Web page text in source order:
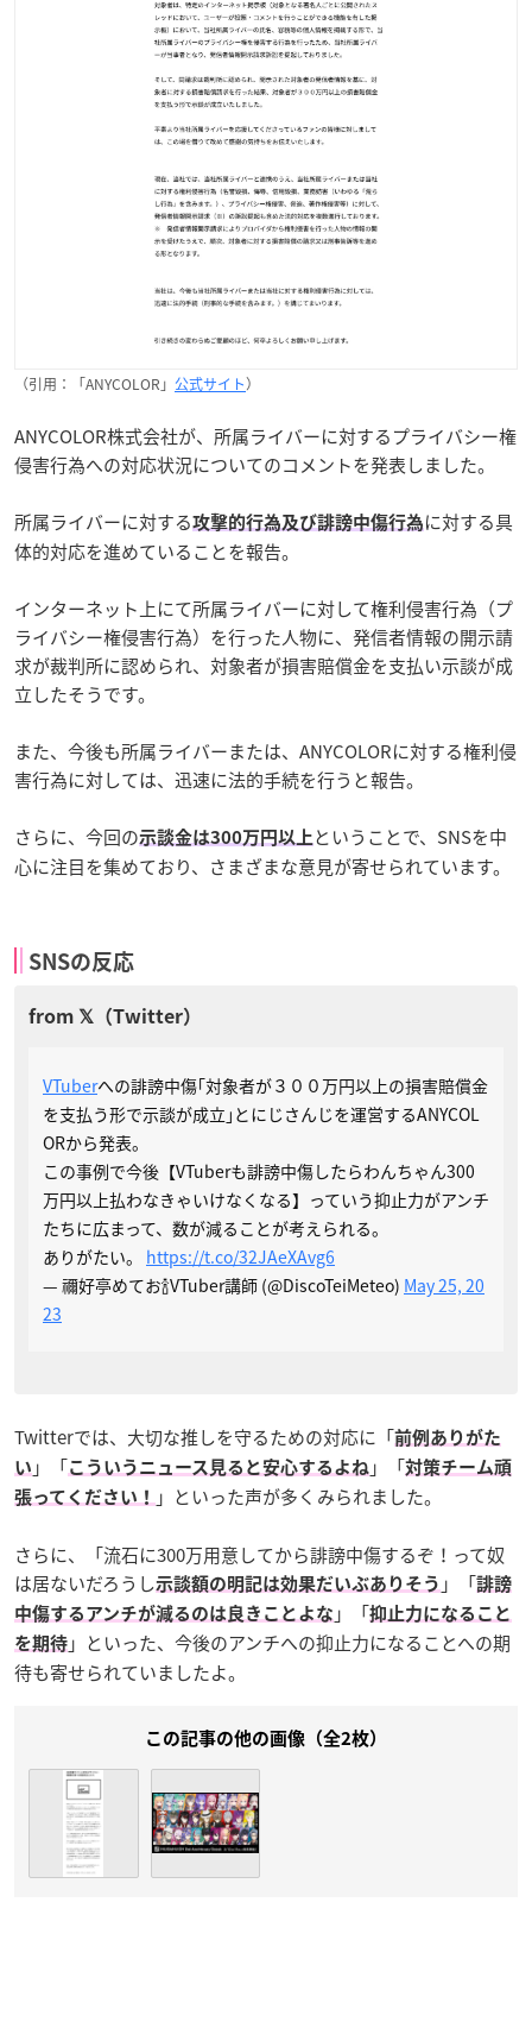
（引用：「ANYCOLOR」 公式サイト）
ANYCOLOR株式会社が、所属ライバーに対するプライバシー権
侵害行為への対応状況についてのコメントを発表しました。
所属ライバーに対する攻撃的行為及び誹謗中傷行為 に対する具
体的対応を進めていることを報告。
インターネット上にて所属ライバーに対して権利侵害行為（プ
ライバシー権侵害行為）を行った人物に、発信者情報の開示請
求が裁判所に認められ、対象者が損害賠償金を支払い示談が成
立したそうです。
また、今後も所属ライバーまたは、ANYCOLORに対する権利侵
害行為に対しては、迅速に法的手続を行うと報告。
さらに、今回の示談金は300万円以上 ということで、SNSを中
心に注目を集めており、さまざまな意見が寄せられています。
SNSの反応
VTuberへの誹謗中傷｢対象者が３００万円以上の損害賠償金
を支払う形で示談が成立｣とにじさんじを運営するANYCOL
ORから発表。
この事例で今後【VTuberも誹謗中傷したらわんちゃん300
万円以上払わなきゃいけなくなる】っていう抑止力がアンチ
たちに広まって、数が減ることが考えられる。
ありがたい。 https://t.co/32JAeXAvg6
— 禰好亭めてお🍾VTuber講師 (@DiscoTeiMeteo) May 25, 20
23
Twitterでは、大切な推しを守るための対応に「前例ありがた
い 」「こういうニュース見ると安心するよね 」「対策チーム頑
張ってください！
」といった声が多くみられました。
さらに、「流石に300万用意してから誹謗中傷するぞ！って奴
は居ないだろうし示談額の明記は効果だいぶありそう 」「誹謗
中傷するアンチが減るのは良きことよな 」「抑止力になること
を期待 」といった、今後のアンチへの抑止力になることへの期
待も寄せられていましたよ。
この記事の他の画像（全2枚）